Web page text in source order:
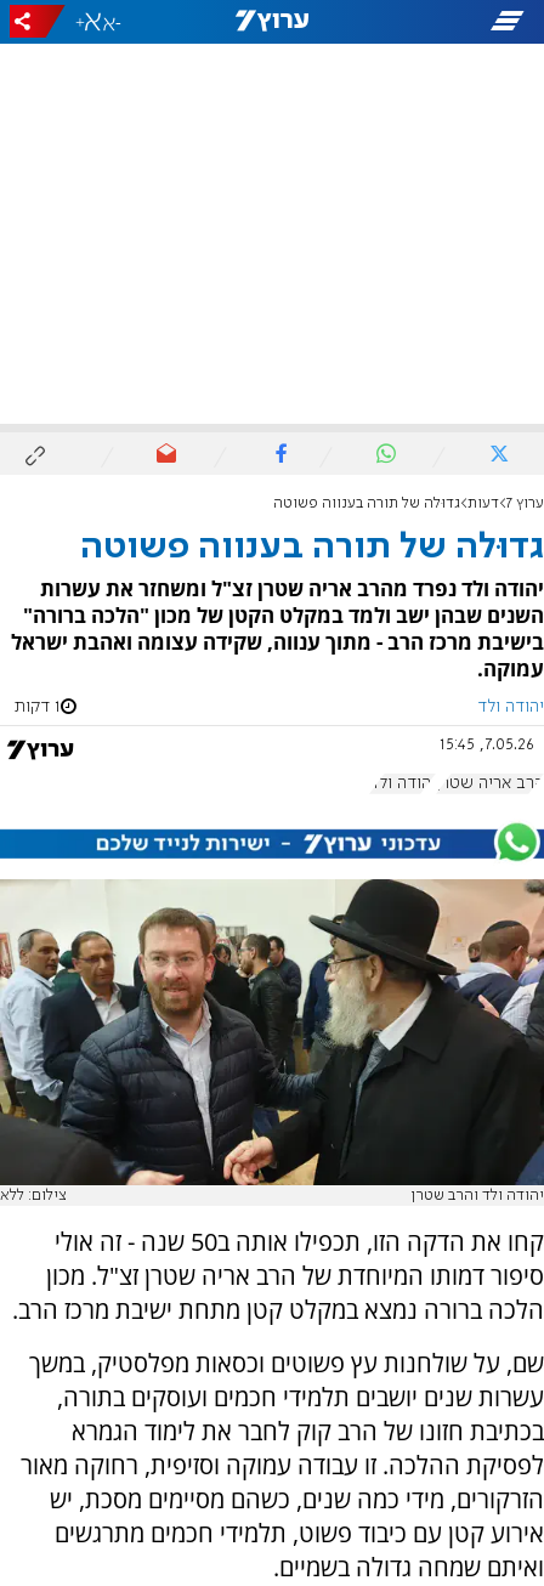
-
+
ערוץ 7 דעות גדוּלה של תורה בענווה פשוטה
גדוּלה של תורה בענווה פשוטה
יהודה ולד נפרד מהרב אריה שטרן זצ"ל ומשחזר את עשרות
השנים שבהן ישב ולמד במקלט הקטן של מכון "הלכה ברורה"
בישיבת מרכז הרב - מתוך ענווה, שקידה עצומה ואהבת ישראל
עמוקה.
יהודה ולד 1 דקות
7.05.26, 15:45
הרב אריה שטרן יהודה ולד
יהודה ולד והרב שטרן צילום: ללא
קחו את הדקה הזו, תכפילו אותה ב50 שנה - זה אולי
סיפור דמותו המיוחדת של הרב אריה שטרן זצ"ל. מכון
הלכה ברורה נמצא במקלט קטן מתחת ישיבת מרכז הרב.
שם, על שולחנות עץ פשוטים וכסאות מפלסטיק, במשך
עשרות שנים יושבים תלמידי חכמים ועוסקים בתורה,
בכתיבת חזונו של הרב קוק לחבר את לימוד הגמרא
לפסיקת ההלכה. זו עבודה עמוקה וסזיפית, רחוקה מאור
הזרקורים, מידי כמה שנים, כשהם מסיימים מסכת, יש
אירוע קטן עם כיבוד פשוט, תלמידי חכמים מתרגשים
ואיתם שמחה גדולה בשמיים.